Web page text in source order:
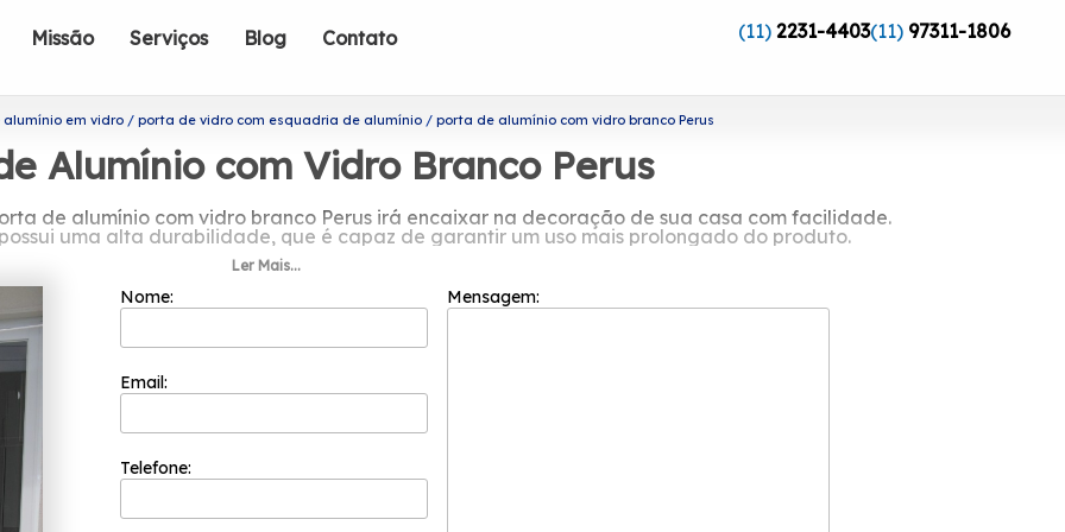
Missão Serviços Blog Contato (11) 2231-4403(11) 97311-1806
em vidro porta de vidro com esquadria de alumínio porta de alumínio com vidro branco Perus
Alumínio com Vidro Branco Perus
de alumínio com vidro branco Perus irá encaixar na decoração de sua casa com facilidade.
uma alta durabilidade, que é capaz de garantir um uso mais prolongado do produto.
sobre porta de alumínio com vidro branco Perus?
bem cotadas do segmento de esquadrias. Com a sua fundação em 2002, ela possui uma equipe
competentes que buscam a total satisfação do cliente em cada pedido e a maior
inovação e evolução dos processos.
vidro branco Perus? A Esquadriflex atua no ramo de esquadrias e oferece aos seus clientes
Basculante em Alumínio, Janela de Esquadria de Alumínio. Desenvolvemos cada trabalho
e objetiva, saiba mais entrando em contato com nossa empresa.
Ler Mais...
Nome:
Email:
Telefone:
Mensagem: